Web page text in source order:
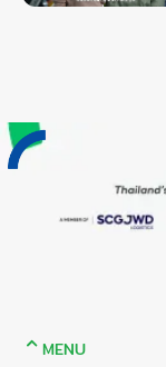
MENU